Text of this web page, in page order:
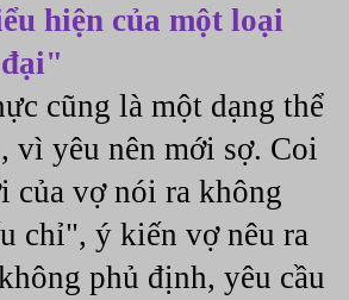
hiện của một loại
cũng là một dạng thể
vì yêu nên mới sợ. Coi
của vợ nói ra không
chỉ", ý kiến vợ nêu ra
phủ định, yêu cầu